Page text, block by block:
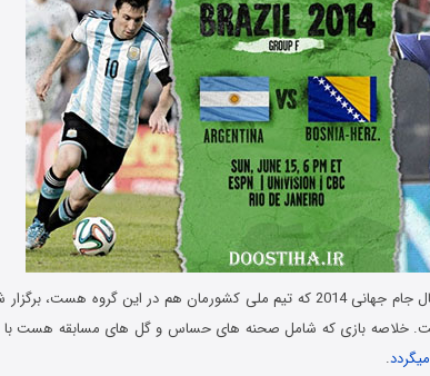
میگردد.